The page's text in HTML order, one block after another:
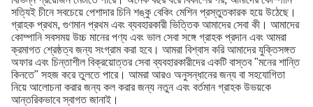
সত্যিই চীনে সবচেয়ে পেশাদার চিনি শঙ্কু বেকিং মেশিন প্রস্তুতকারক হয়ে উঠেছে।
গ্রাহক প্রথম, গুণমান প্রথম এবং ব্যবহারকারী ভিত্তিক আমাদের সেবা কী। আমাদের
কোম্পানি সবসময় উচ্চ মানের পণ্য এবং ভাল সেবা সঙ্গে গ্রাহক প্রদান এবং আমরা
ক্রমাগত শ্রেষ্ঠত্ব জন্য সংগ্রাম করা হবে। আমরা বিশ্বাস করি আমাদের যুক্তিসঙ্গত
অফার এবং চিন্তাশীল বিক্রয়োত্তর সেবা ব্যবহারকারীদের একটি বাস্তব "মনের শান্তি
কিনতে" সহজ করে তুলতে পারে। আমরা আরও অনুসন্ধানের জন্য বা সহযোগিতা
নিয়ে আলোচনা করার জন্য কল করার জন্য নতুন এবং বর্তমান গ্রাহক উভয়কে
আন্তরিকভাবে স্বাগত জানাই।